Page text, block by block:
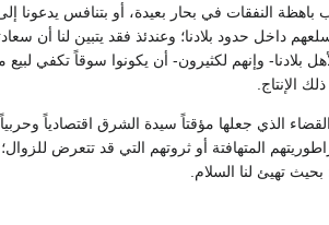
باهظة النفقات في بحار بعيدة، أو بتنافس
داخل حدود بلادنا؛ وعندئذ فقد يتبين لنا أن
بلادنا- وإنهم لكثيرون- أن يكونوا سوقاً تكفي
الذي جعلها مؤقتاً سيدة الشرق اقتصادياً
المتهافتة أو ثروتهم التي قد تتعرض
بحيث تهيئ لنا السلام.